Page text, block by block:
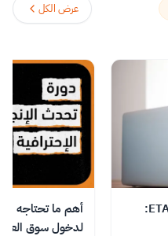
عرض الكل
دورة مجانية عبر الإنترنت من ETATWIR:
أهم ما تحتاجه من